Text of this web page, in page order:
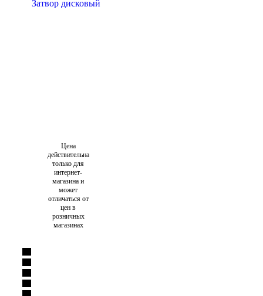
Цена
действительна
только для
интернет-
магазина и
может
отличаться от
цен в
розничных
магазинах